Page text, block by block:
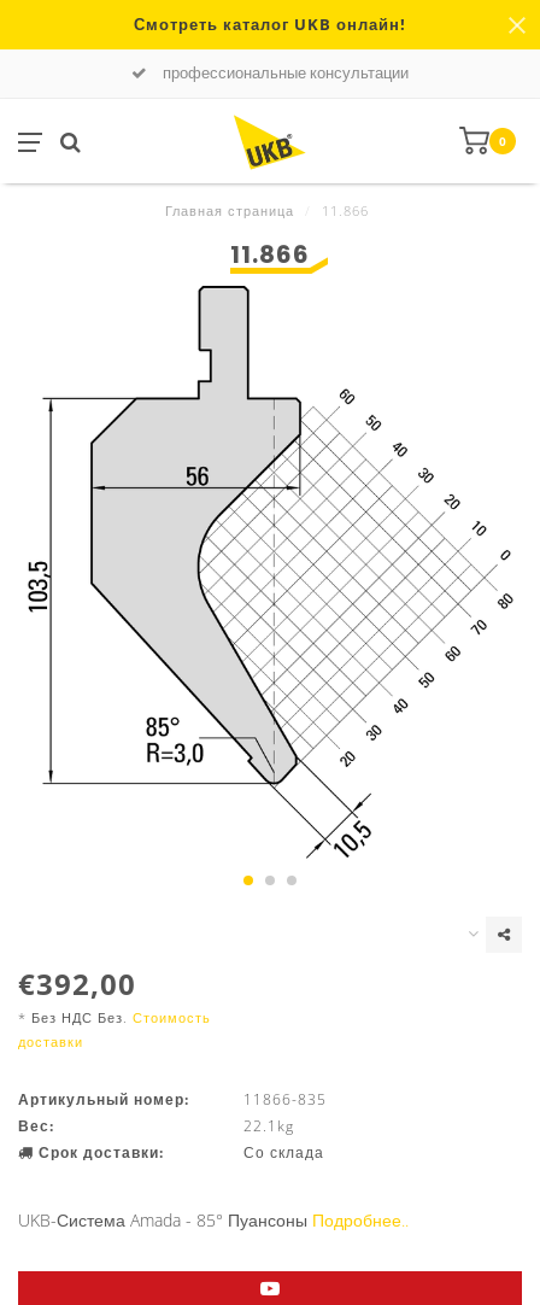
Смотреть каталог UKB онлайн!
профессиональные консультации
0
Главная страница 11.866
11.866
€392,00
* Без НДС Без. Стоимость
доставки
Артикульный номер:
11866-835
Вес:
22.1kg
Срок доставки:
Со склада
UKB-Система Amada - 85° Пуансоны Подробнее..